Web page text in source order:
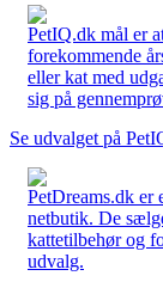
PetIQ.dk mål er
forekommende
eller kat med
sig på
Se udvalget på
PetDreams.dk er
netbutik. De
kattetilbehør og
udvalg.